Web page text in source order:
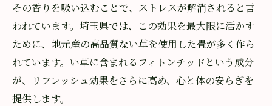
畳の香りとアロマセラピーの共通点
心を癒す畳の香りの楽しみ方
埼玉県で育まれる畳文化とその魅力
畳文化の歴史的背景を知る
埼玉の畳文化と地域のつながり
その香りを吸い込むことで、ストレスが解消されると言
われています。埼玉県では、この効果を最大限に活かす
ために、地元産の高品質ない草を使用した畳が多く作ら
れています。い草に含まれるフィトンチッドという成分
が、リフレッシュ効果をさらに高め、心と体の安らぎを
提供します。